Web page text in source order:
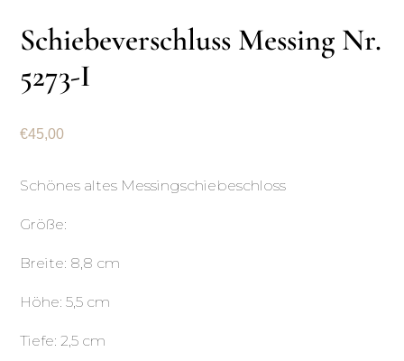
Schiebeverschluss Messing Nr.
5273-I
€45,00
Schönes altes Messingschiebeschloss
Größe:
Breite: 8,8 cm
Höhe: 5,5 cm
Tiefe: 2,5 cm